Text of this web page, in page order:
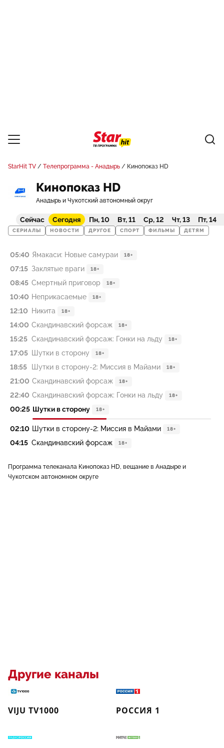
StarHit TV Телепрограмма - Анадырь Кинопоказ HD
Кинопоказ HD
Анадырь и Чукотский автономный округ
Сейчас Сегодня Пн, 10 Вт, 11 Ср, 12 Чт, 13 Пт, 14
СЕРИАЛЫ НОВОСТИ ДРУГОЕ СПОРТ ФИЛЬМЫ ДЕТЯМ
05:40 Ямакаси: Новые самураи 18+
07:15 Заклятые враги 18+
08:45 Смертный приговор 18+
10:40 Неприкасаемые 18+
12:10 Никита 18+
14:00 Скандинавский форсаж 18+
15:25 Скандинавский форсаж: Гонки на льду 18+
17:05 Шутки в сторону 18+
18:55 Шутки в сторону-2: Миссия в Майами 18+
21:00 Скандинавский форсаж 18+
22:40 Скандинавский форсаж: Гонки на льду 18+
00:25 Шутки в сторону 18+
02:10 Шутки в сторону-2: Миссия в Майами 18+
04:15 Скандинавский форсаж 18+
Программа телеканала Кинопоказ HD, вещание в Анадыре и
Чукотском автономном округе
Другие каналы
VIJU TV1000 РОССИЯ 1